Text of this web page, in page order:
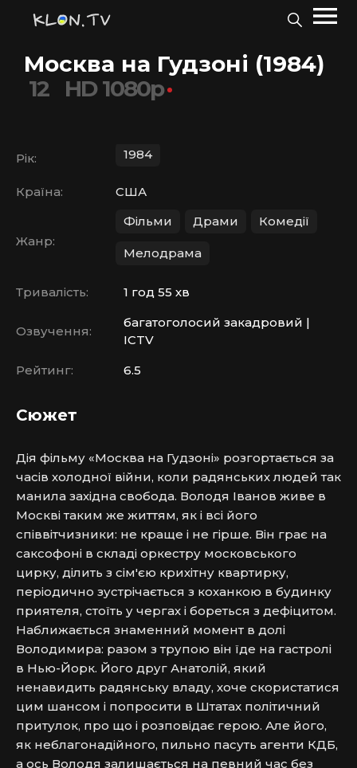
Москва на Гудзоні (1984)
12
HD 1080p
Рік: 1984
Країна: США
Жанр:
Фільми Драми Комедії
Мелодрама
Тривалість: 1 год 55 хв
Озвучення:
багатоголосий закадровий |
ICTV
Рейтинг:
6.5
Сюжет
Дія фільму «Москва на Гудзоні» розгортається за
часів холодної війни, коли радянських людей так
манила західна свобода. Володя Іванов живе в
Москві таким же життям, як і всі його
співвітчизники: не краще і не гірше. Він грає на
саксофоні в складі оркестру московського
цирку, ділить з сім'єю крихітну квартирку,
періодично зустрічається з коханкою в будинку
приятеля, стоїть у чергах і бореться з дефіцитом.
Наближається знаменний момент в долі
Володимира: разом з трупою він їде на гастролі
в Нью-Йорк. Його друг Анатолій, який
ненавидить радянську владу, хоче скористатися
цим шансом і попросити в Штатах політичний
притулок, про що і розповідає герою. Але його,
як неблагонадійного, пильно пасуть агенти КДБ,
а ось Володя залишається на певний час без